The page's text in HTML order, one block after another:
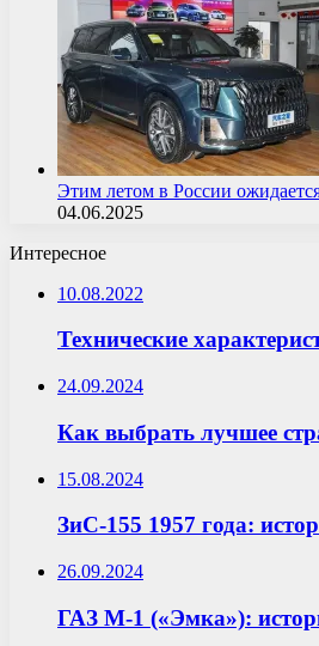
Этим летом в России
04.06.2025
Интересное
10.08.2022
Технические
24.09.2024
Как выбрать лучшее
15.08.2024
ЗиС-155 1957 года:
26.09.2024
ГАЗ М-1 («Эмка»):